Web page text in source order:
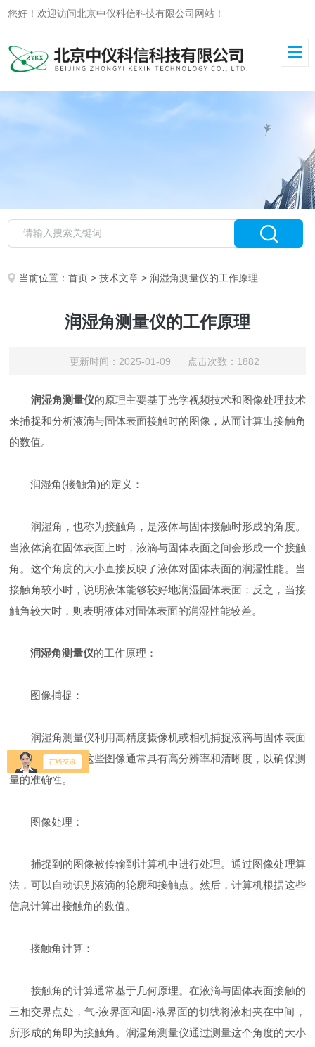
您好！欢迎访问北京中仪科信科技有限公司网站！
当前位置：首页 >技术文章 > 润湿角测量仪的工作原理
润湿角测量仪的工作原理
更新时间：2025-01-09 点击次数：1882
润湿角测量仪的原理主要基于光学视频技术和图像处理技术
来捕捉和分析液滴与固体表面接触时的图像，从而计算出接触角
的数值。
润湿角(接触角)的定义：
润湿角，也称为接触角，是液体与固体接触时形成的角度。
当液体滴在固体表面上时，液滴与固体表面之间会形成一个接触
角。这个角度的大小直接反映了液体对固体表面的润湿性能。当
接触角较小时，说明液体能够较好地润湿固体表面；反之，当接
触角较大时，则表明液体对固体表面的润湿性能较差。
润湿角测量仪的工作原理：
图像捕捉：
润湿角测量仪利用高精度摄像机或相机捕捉液滴与固体表面
接触时的图像。这些图像通常具有高分辨率和清晰度，以确保测
量的准确性。
图像处理：
捕捉到的图像被传输到计算机中进行处理。通过图像处理算
法，可以自动识别液滴的轮廓和接触点。然后，计算机根据这些
信息计算出接触角的数值。
接触角计算：
接触角的计算通常基于几何原理。在液滴与固体表面接触的
三相交界点处，气-液界面和固-液界面的切线将液相夹在中间，
所形成的角即为接触角。润湿角测量仪通过测量这个角度的大小